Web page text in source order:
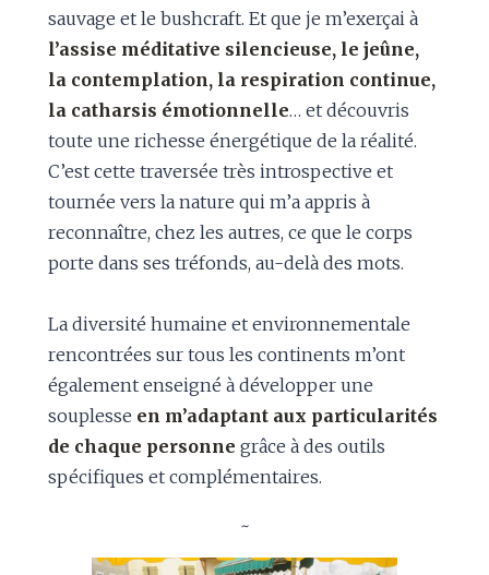
sauvage et le bushcraft. Et que je m’exerçai à
l’assise méditative silencieuse, le jeûne,
la contemplation, la respiration continue,
la catharsis émotionnelle… et découvris
toute une richesse énergétique de la réalité.
C’est cette traversée très introspective et
tournée vers la nature qui m’a appris à
reconnaître, chez les autres, ce que le corps
porte dans ses tréfonds, au-delà des mots.
La diversité humaine et environnementale
rencontrées sur tous les continents m’ont
également enseigné à développer une
souplesse en m’adaptant aux particularités
de chaque personne grâce à des outils
spécifiques et complémentaires.
~